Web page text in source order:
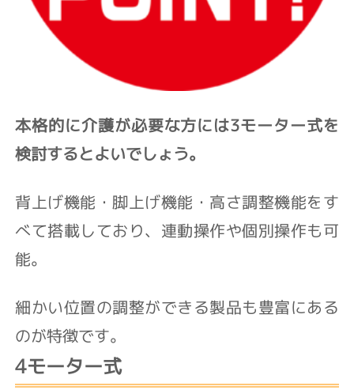
本格的に介護が必要な方には3モーター式を
検討するとよいでしょう。
背上げ機能・脚上げ機能・高さ調整機能をす
べて搭載しており、連動操作や個別操作も可
能。
細かい位置の調整ができる製品も豊富にある
のが特徴です。
4モーター式